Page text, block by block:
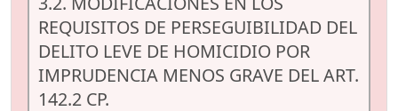
REQUISITOS DE PERSEGUIBILIDAD DEL
DELITO LEVE DE HOMICIDIO POR
IMPRUDENCIA MENOS GRAVE DEL ART.
142.2 CP.